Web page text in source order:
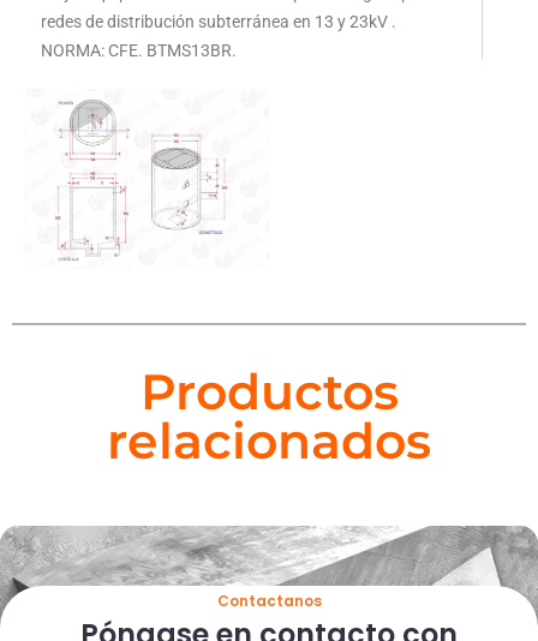
redes de distribución subterránea en 13 y 23kV .
NORMA: CFE. BTMS13BR.
Productos
relacionados
Contactanos